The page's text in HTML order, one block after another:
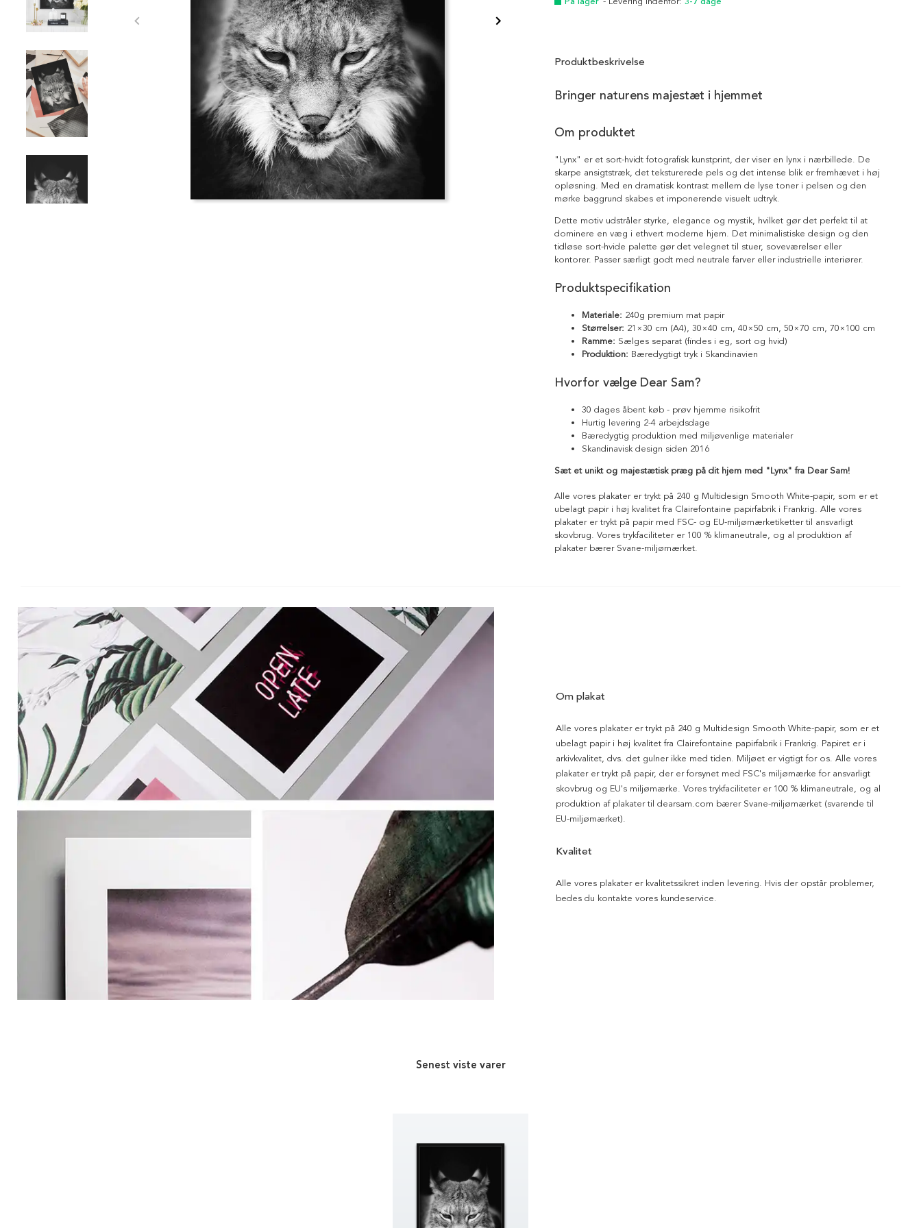
Produktbeskrivelse
Bringer naturens majestæt i hjemmet
Om produktet
"Lynx" er et sort-hvidt fotografisk kunstprint, der viser en lynx i nærbillede. De
skarpe ansigtstræk, det teksturerede pels og det intense blik er fremhævet i høj
opløsning. Med en dramatisk kontrast mellem de lyse toner i pelsen og den
mørke baggrund skabes et imponerende visuelt udtryk.
Dette motiv udstråler styrke, elegance og mystik, hvilket gør det perfekt til at
dominere en væg i ethvert moderne hjem. Det minimalistiske design og den
tidløse sort-hvide palette gør det velegnet til stuer, soveværelser eller
kontorer. Passer særligt godt med neutrale farver eller industrielle interiører.
Produktspecifikation
Materiale: 240g premium mat papir
Størrelser: 21×30 cm (A4), 30×40 cm, 40×50 cm, 50×70 cm, 70×100 cm
Ramme: Sælges separat (findes i eg, sort og hvid)
Produktion: Bæredygtigt tryk i Skandinavien
Hvorfor vælge Dear Sam?
30 dages åbent køb - prøv hjemme risikofrit
Hurtig levering 2-4 arbejdsdage
Bæredygtig produktion med miljøvenlige materialer
Skandinavisk design siden 2016
Sæt et unikt og majestætisk præg på dit hjem med "Lynx" fra Dear Sam!
Alle vores plakater er trykt på 240 g Multidesign Smooth White-papir, som er et
ubelagt papir i høj kvalitet fra Clairefontaine papirfabrik i Frankrig. Alle vores
plakater er trykt på papir med FSC- og EU-miljømærketiketter til ansvarligt
skovbrug. Vores trykfaciliteter er 100 % klimaneutrale, og al produktion af
plakater bærer Svane-miljømærket.
Om plakat
Alle vores plakater er trykt på 240 g Multidesign Smooth White-papir, som er et
ubelagt papir i høj kvalitet fra Clairefontaine papirfabrik i Frankrig. Papiret er i
arkivkvalitet, dvs. det gulner ikke med tiden. Miljøet er vigtigt for os. Alle vores
plakater er trykt på papir, der er forsynet med FSC's miljømærke for ansvarligt
skovbrug og EU's miljømærke. Vores trykfaciliteter er 100 % klimaneutrale, og al
produktion af plakater til dearsam.com bærer Svane-miljømærket (svarende til
EU-miljømærket).
Kvalitet
Alle vores plakater er kvalitetssikret inden levering. Hvis der opstår problemer,
bedes du kontakte vores kundeservice.
Senest viste varer